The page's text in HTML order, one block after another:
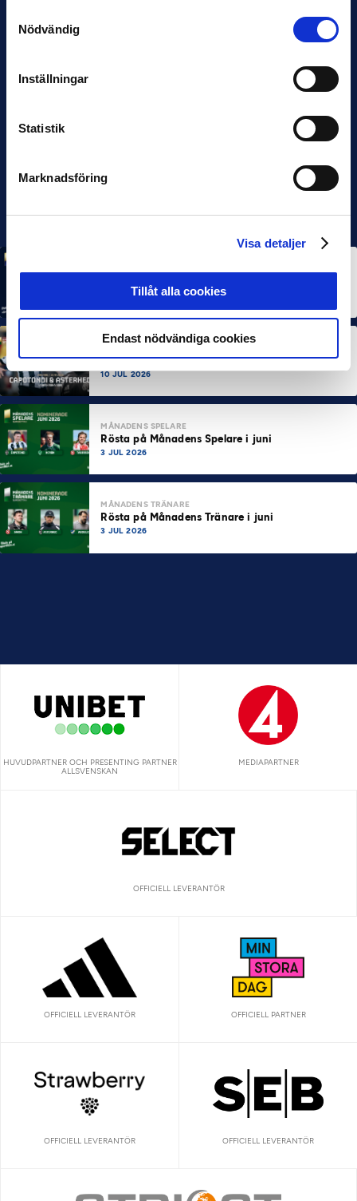
Nödvändig
Inställningar
Statistik
Marknadsföring
Visa detaljer
Tillåt alla cookies
Endast nödvändiga cookies
7 AUG 2026
MÅNADENS TRÄNARE
Dubbla Landskrona-priser när juni summeras
10 JUL 2026
MÅNADENS SPELARE
Rösta på Månadens Spelare i juni
3 JUL 2026
MÅNADENS TRÄNARE
Rösta på Månadens Tränare i juni
3 JUL 2026
HUVUDPARTNER OCH PRESENTING PARTNER
ALLSVENSKAN
MEDIAPARTNER
OFFICIELL LEVERANTÖR
OFFICIELL LEVERANTÖR OFFICIELL PARTNER
OFFICIELL LEVERANTÖR OFFICIELL LEVERANTÖR